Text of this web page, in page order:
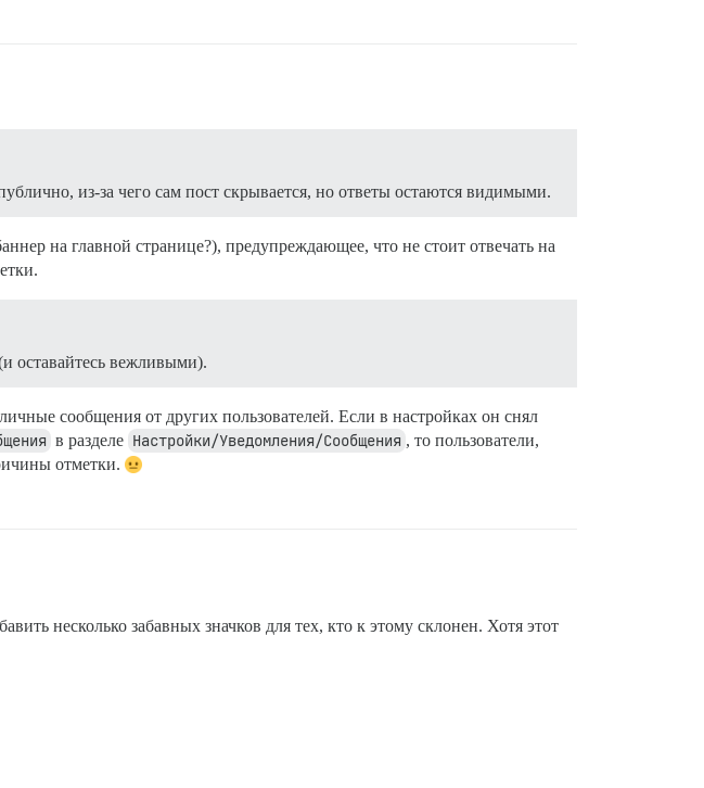
из-за чего сам пост скрывается, но ответы остаются видимыми.
на главной странице?), предупреждающее, что не стоит отвечать на
оставайтесь вежливыми).
сообщения от других пользователей. Если в настройках он снял
в разделе Настройки/Уведомления/Сообщения , то пользователи,
отметки.
несколько забавных значков для тех, кто к этому склонен. Хотя этот